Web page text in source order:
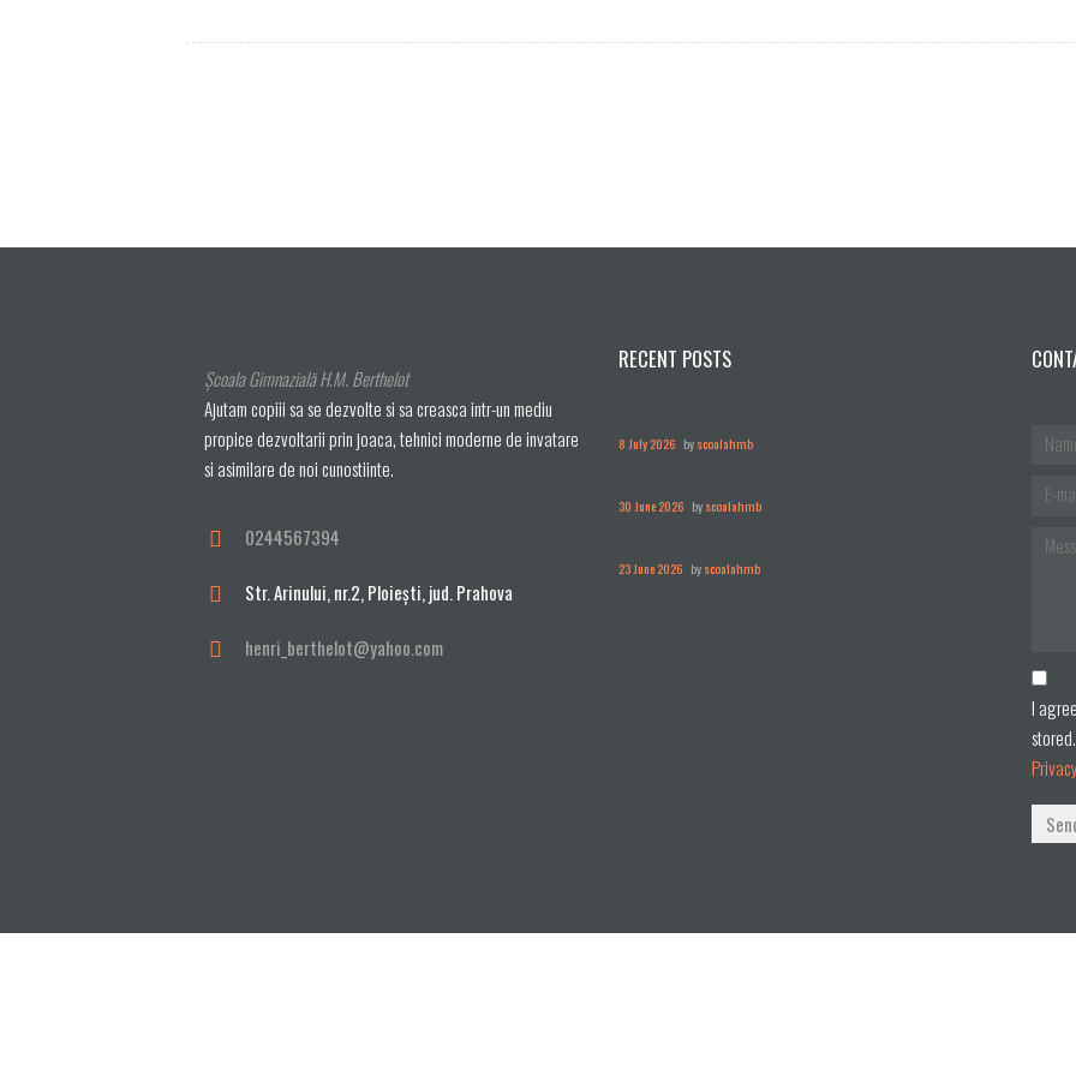
Școala Gimnazială H.M. Berthelot
Ajutam copiii sa se dezvolte si sa creasca intr-un mediu
propice dezvoltarii prin joaca, tehnici moderne de invatare
si asimilare de noi cunostiinte.
0244567394
Str. Arinului, nr.2, Ploieşti, jud. Prahova
henri_berthelot@yahoo.com
RECENT POSTS
8 July 2026 byscoalahmb
30 June 2026 byscoalahmb
23 June 2026 byscoalahmb
I